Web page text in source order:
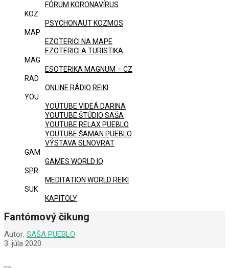
FÓRUM KORONAVÍRUS
KOZ
PSYCHONAUT KOZMOS
MAP
EZOTERICI NA MAPE
EZOTERICI A TURISTIKA
MAG
ESOTERIKA MAGNUM – CZ
RAD
ONLINE RÁDIO REIKI
YOU
YOUTUBE VIDEÁ DARINA
YOUTUBE ŠTÚDIO SAŠA
YOUTUBE RELAX PUEBLO
YOUTUBE ŠAMAN PUEBLO
VÝSTAVA SLNOVRAT
GAM
GAMES WORLD IQ
SPR
MEDITATION WORLD REIKI
SUK
KAPITOLY
Fantómový čikung
Autor: SAŠA PUEBLO
3. júla 2020